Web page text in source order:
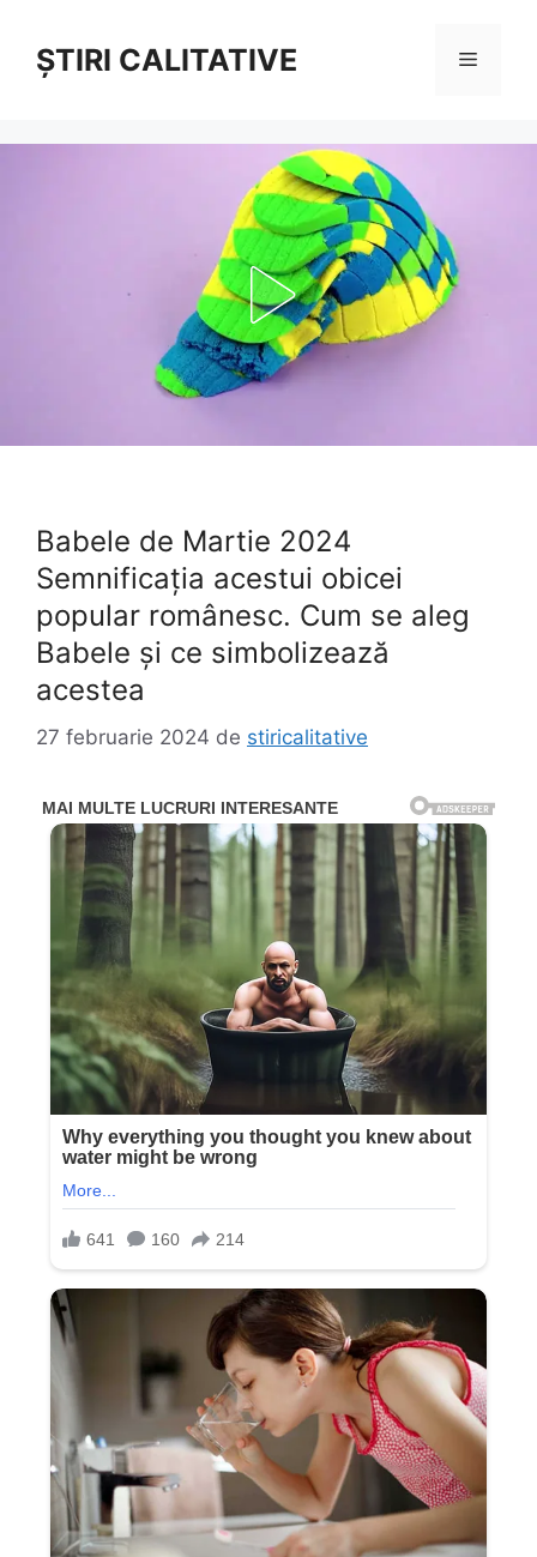
conținutȘTIRI CALITATIVE Meniu
Babele de Martie 2024
Semnificația acestui obicei
popular românesc. Cum se aleg
Babele și ce simbolizează
acestea
27 februarie 2024 de stiricalitative